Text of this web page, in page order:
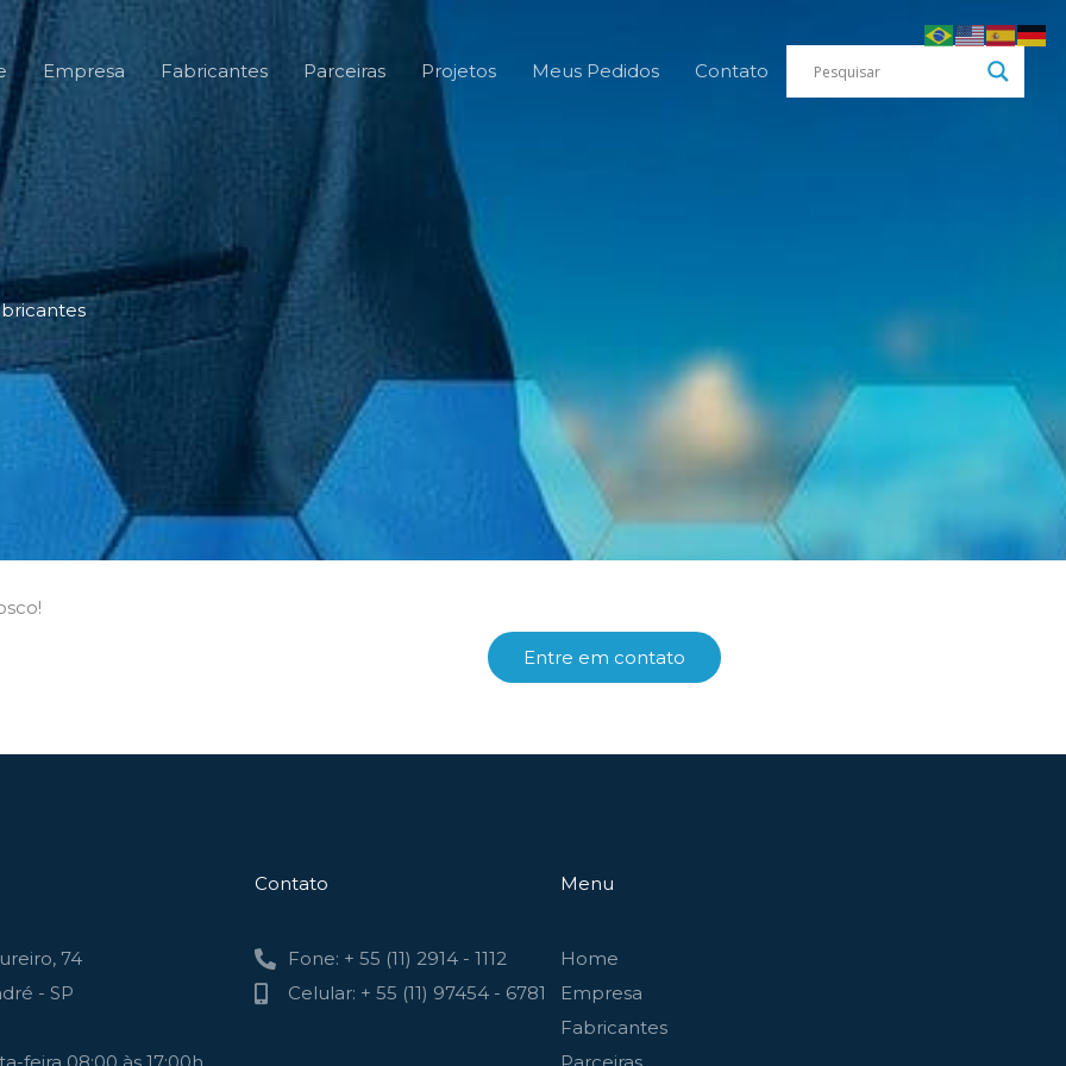
Empresa Fabricantes Parceiras Projetos Meus Pedidos Contato
Entre em contato
74
- SP
Contato
Fone: + 55 (11) 2914 - 1112
Celular: + 55 (11) 97454 - 6781
Menu
Home
Empresa
Fabricantes